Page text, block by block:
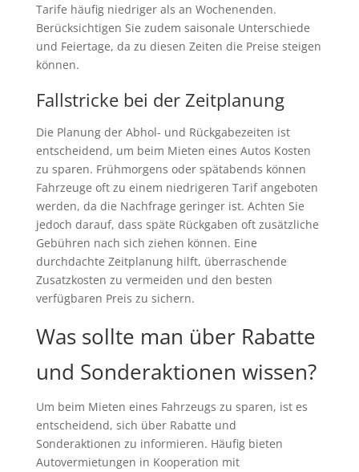
Tarife häufig niedriger als an Wochenenden.
Berücksichtigen Sie zudem saisonale Unterschiede
und Feiertage, da zu diesen Zeiten die Preise steigen
können.
Fallstricke bei der Zeitplanung
Die Planung der Abhol- und Rückgabezeiten ist
entscheidend, um beim Mieten eines Autos Kosten
zu sparen. Frühmorgens oder spätabends können
Fahrzeuge oft zu einem niedrigeren Tarif angeboten
werden, da die Nachfrage geringer ist. Achten Sie
jedoch darauf, dass späte Rückgaben oft zusätzliche
Gebühren nach sich ziehen können. Eine
durchdachte Zeitplanung hilft, überraschende
Zusatzkosten zu vermeiden und den besten
verfügbaren Preis zu sichern.
Was sollte man über Rabatte
und Sonderaktionen wissen?
Um beim Mieten eines Fahrzeugs zu sparen, ist es
entscheidend, sich über Rabatte und
Sonderaktionen zu informieren. Häufig bieten
Autovermietungen in Kooperation mit